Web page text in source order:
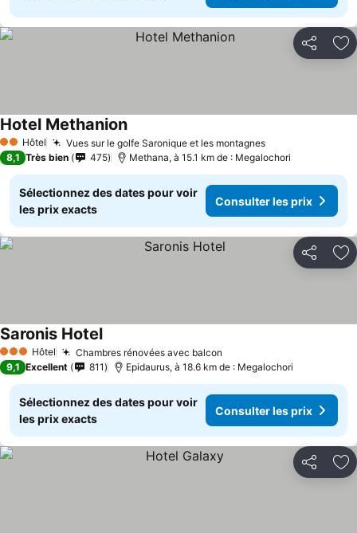
Partager
2 Étoiles
Hôtel Vues sur le golfe Saronique et les montagnes
Hotel Methanion
8,1 Très bien 475 Methana, à 15.1 km de : Megalochori
Sélectionnez des dates pour voir
les prix exacts
Consulter les prix
Partager
3 ÉtoilesHôtel Chambres rénovées avec balcon
Saronis Hotel
9,1 Excellent 811 Epidaurus, à 18.6 km de : Megalochori
Sélectionnez des dates pour voir
les prix exacts
Consulter les prix
Partager